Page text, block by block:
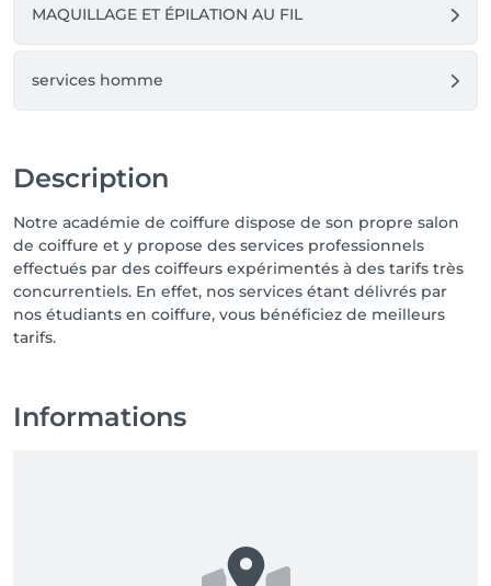
MAQUILLAGE ET ÉPILATION AU FIL
services homme
Description
Notre académie de coiffure dispose de son propre salon
de coiffure et y propose des services professionnels
effectués par des coiffeurs expérimentés à des tarifs très
concurrentiels. En effet, nos services étant délivrés par
nos étudiants en coiffure, vous bénéficiez de meilleurs
tarifs.
Informations